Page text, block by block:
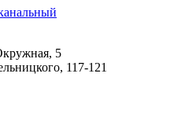
5
117-121